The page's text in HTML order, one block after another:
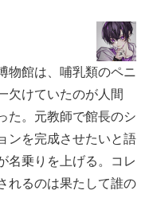
物館は、哺乳類のペニ
欠けていたのが人間
た。元教師で館長のシ
ンを完成させたいと語
名乗りを上げる。コレ
れるのは果たして誰の